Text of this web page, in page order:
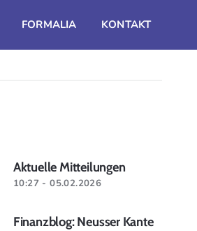
FORMALIA KONTAKT
Aktuelle Mitteilungen
10:27 - 05.02.2026
Finanzblog: Neusser Kante